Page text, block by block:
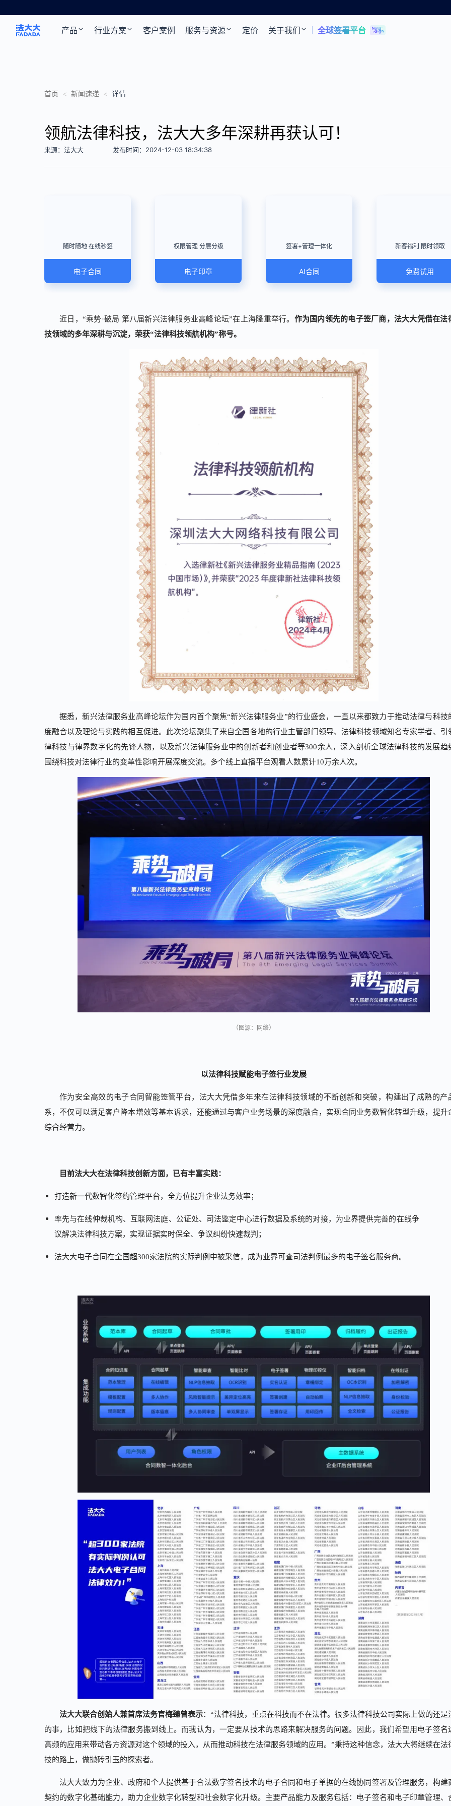
产品 行业方案 客户案例 服务与资源 定价 关于我们 全球签署平台
首页 < 新闻速递 < 详情
领航法律科技，法大大多年深耕再获认可！
来源：法大大 发布时间：2024-12-03 18:34:38
随时随地 在线秒签
电子合同
权限管理 分层分级
电子印章
签署+管理一体化
AI合同
新客福利 限时领取
免费试用
近日，“乘势·破局 第八届新兴法律服务业高峰论坛”在上海隆重举行。 作为国内领先的电子签厂商，法大大凭借在法
技领域的多年深耕与沉淀，荣获“法律科技领航机构”称号。
据悉，新兴法律服务业高峰论坛作为国内首个聚焦“新兴法律服务业”的行业盛会，一直以来都致力于推动法律与科技
度融合以及理论与实践的相互促进。此次论坛聚集了来自全国各地的行业主管部门领导、法律科技领域知名专家学者、引
律科技与律界数字化的先锋人物，以及新兴法律服务业中的创新者和创业者等300余人，深入剖析全球法律科技的发展趋
围绕科技对法律行业的变革性影响开展深度交流。多个线上直播平台观看人数累计10万余人次。
（图源：网络）
以法律科技赋能电子签行业发展
作为安全高效的电子合同智能签管平台，法大大凭借多年来在法律科技领域的不断创新和突破，构建出了成熟的产
系，不仅可以满足客户降本增效等基本诉求，还能通过与客户业务场景的深度融合，实现合同业务数智化转型升级，提升
综合经营力。
目前法大大在法律科技创新方面，已有丰富实践：
打造新一代数智化签约管理平台，全方位提升企业法务效率；
率先与在线仲裁机构、互联网法庭、公证处、司法鉴定中心进行数据及系统的对接，为业界提供完善的在线争
议解决法律科技方案，实现证据实时保全、争议纠纷快速裁判；
法大大电子合同在全国超300家法院的实际判例中被采信，成为业界可查司法判例最多的电子签名服务商。
法大大联合创始人兼首席法务官梅臻曾表示：“法律科技，重点在科技而不在法律。很多法律科技公司实际上做的还是
的事，比如把线下的法律服务搬到线上。而我认为，一定要从技术的思路来解决服务的问题。因此，我们希望用电子签名
高频的应用来带动各方资源对这个领域的投入，从而推动科技在法律服务领域的应用。”秉持这种信念，法大大将继续在法
技的路上，做抛砖引玉的探索者。
法大大致力为企业、政府和个人提供基于合法数字签名技术的电子合同和电子单据的在线协同签署及管理服务，构建
契约的数字化基础能力，助力企业数字化转型和社会数字化升级。主要产品能力及服务包括：电子签名和电子印章管理、